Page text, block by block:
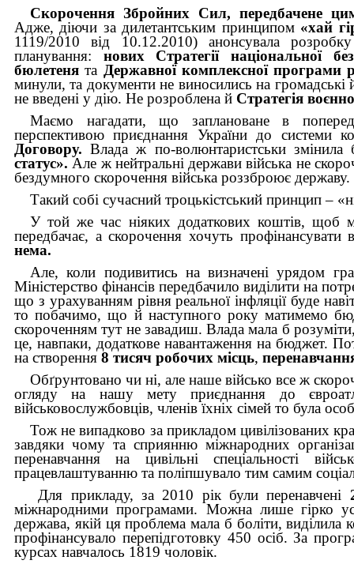
Скорочення Збройних Сил, передбачене
Адже, діючи за дилетантським принципом «хай
1119/2010 від 10.12.2010) анонсувала
планування:нових Стратегії національної
бюлетеня та Державної комплексної
минули, та документи не виносились на
не введені у дію. Не розроблена й Стратегія
Маємо нагадати, що заплановане в
перспективою приєднання України до системи
Договору.Влада ж по-волюнтаристськи змінила
статус».Але ж нейтральні держави війська не
бездумного скорочення війська роззброює державу.
Такий собі сучасний троцькістський принцип –
У той же час ніяких додаткових коштів, щоб
передбачає, а скорочення хочуть
нема.
Але, коли подивитись на визначені урядом
Міністерство фінансів передбачило виділити на
що з урахуванням рівня реальної інфляції буде
то побачимо, що й наступного року матимемо
скороченням тут не завадиш. Влада мала б
це, навпаки, додаткове навантаження на бюджет.
на створення 8 тисяч робочих місць,
Обґрунтовано чи ні, але наше військо все ж
огляду на нашу мету приєднання до
військовослужбовців, членів їхніх сімей то була
Тож не випадково за прикладом цивілізованих
завдяки чому та сприянню міжнародних
перенавчання на цивільні спеціальності
працевлаштуванню та поліпшувало тим самим
Для прикладу, за 2010 рік були перенавчені
міжнародними програмами. Можна лише гірко
держава, якій ця проблема мала б боліти, виділила
профінансувало перепідготовку 450 осіб. За
курсах навчалось 1819 чоловік.